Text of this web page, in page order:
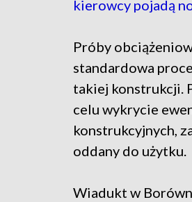
kierowcy pojadą
Próby
standardowa
takiej konstrukcji.
celu wykrycie
konstrukcyjnych,
oddany do użytku.
Wiadukt w